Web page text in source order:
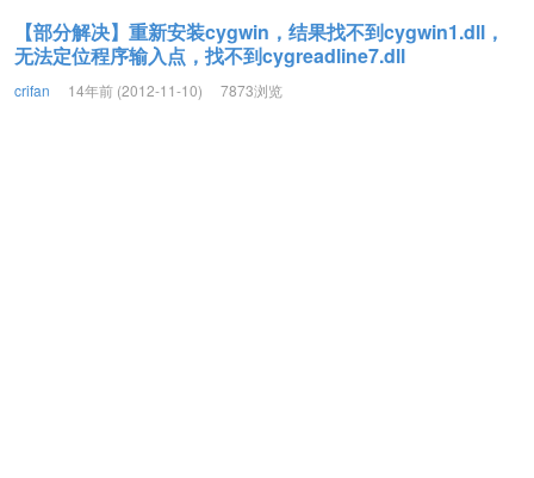
【部分解决】重新安装cygwin，结果找不到cygwin1.dll，
无法定位程序输入点，找不到cygreadline7.dll
crifan 14年前 (2012-11-10) 7873浏览